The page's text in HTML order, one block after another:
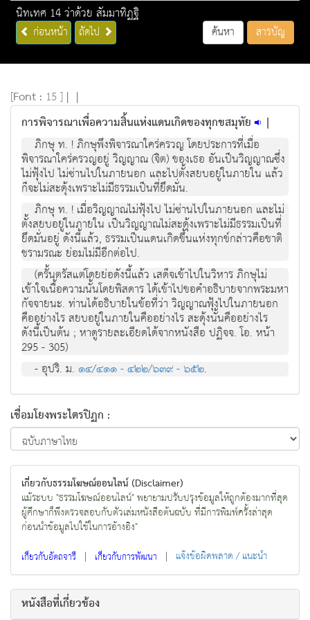
นิทเทศ 14 ว่าด้วย สัมมาทิฏฐิ
ก่อนหน้า ถัดไป ค้นหา สารบัญ
[Font : 15 ] | |
การพิจารณาเพื่อความสิ้นแห่งแดนเกิดของทุกขสมุทัย |
ภิกษุ ท. ! ภิกษุพึงพิจารณาใคร่ครวญ โดยประการที่เมื่อ
พิจารณาใคร่ครวญอยู่ วิญญาณ (จิต) ของเธอ อันเป็นวิญญาณซึ่ง
ไม่ฟุ้งไป ไม่ซ่านไปในภายนอก และไปตั้งสยบอยู่ในภายใน แล้ว
ก็จะไม่สะดุ้งเพราะไม่มีธรรมเป็นที่ยึดมั่น.
ภิกษุ ท. ! เมื่อวิญญาณไม่ฟุ้งไป ไม่ซ่านไปในภายนอก และไม่
ตั้งสยบอยู่ในภายใน เป็นวิญญาณไม่สะดุ้งเพราะไม่มีธรรมเป็นที่
ยึดมั่นอยู่ ดังนี้แล้ว, ธรรมเป็นแดนเกิดขึ้นแห่งทุกข์กล่าวคือชาติ
ชรามรณะ ย่อมไม่มีอีกต่อไป.
(ครั้นตรัสแต่โดยย่อดังนี้แล้ว เสด็จเข้าไปในวิหาร ภิกษุไม่
เข้าใจเนื้อความนั้นโดยพิสดาร ได้เข้าไปขอคำอธิบายจากพระมหา
กัจจายนะ. ท่านได้อธิบายในข้อที่ว่า วิญญาณฟุ้งไปในภายนอก
คืออย่างไร สยบอยู่ในภายในคืออย่างไร สะดุ้งนั้นคืออย่างไร
ดังนี้เป็นต้น ; หาดูรายละเอียดได้จากหนังสือ ปฏิจจ. โอ. หน้า
295 - 305)
- อุปริ. ม.๑๔/๔๑๑ - ๔๒๒/๖๓๙ - ๖๕๒.
เชื่อมโยงพระไตรปิฏก :
เกี่ยวกับธรรมโฆษณ์ออนไลน์ (Disclaimer)
แม้ระบบ "ธรรมโฆษณ์ออนไลน์" พยายามปรับปรุงข้อมูลให้ถูกต้องมากที่สุด
ผู้ศึกษาก็พึงตรวจสอบกับตัวเล่มหนังสือต้นฉบับ ที่มีการพิมพ์ครั้งล่าสุด
ก่อนนำข้อมูลไปใช้ในการอ้างอิง"
เกี่ยวกับอัตถจารี | เกี่ยวกับการพัฒนา | แจ้งข้อผิดพลาด / แนะนำ
หนังสือที่เกี่ยวข้อง